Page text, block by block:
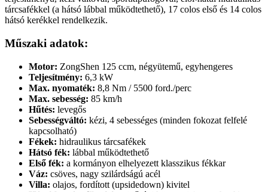
tárcsafékkel (a hátsó lábbal működtethető), 17 colos első és 14 colos
hátsó kerékkel rendelkezik.
Műszaki adatok:
Motor: ZongShen 125 ccm, négyütemű, egyhengeres
Teljesítmény: 6,3 kW
Max. nyomaték: 8,8 Nm / 5500 ford./perc
Max. sebesség: 85 km/h
Hűtés: levegős
Sebességváltó: kézi, 4 sebességes (minden fokozat felfelé
kapcsolható)
Fékek: hidraulikus tárcsafékek
Hátsó fék: lábbal működtethető
Első fék: a kormányon elhelyezett klasszikus fékkar
Váz: csöves, nagy szilárdságú acél
Villa: olajos, fordított (upsidedown) kivitel